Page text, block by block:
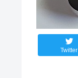
Twitter